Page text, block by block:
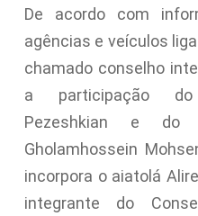
De acordo com
agências e veículos
chamado conselho
a participação do
Pezeshkian e do
Gholamhossein
incorpora o aiatolá
integrante do